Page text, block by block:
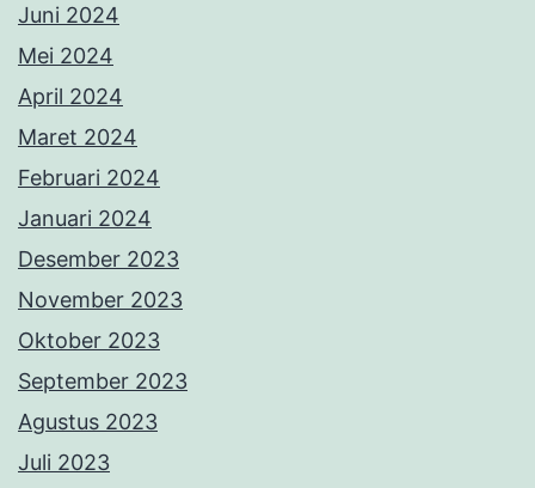
Juni 2024
Mei 2024
April 2024
Maret 2024
Februari 2024
Januari 2024
Desember 2023
November 2023
Oktober 2023
September 2023
Agustus 2023
Juli 2023